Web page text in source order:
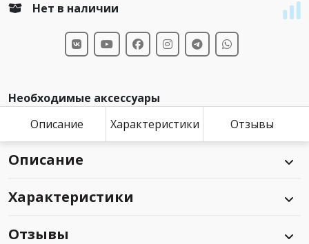
Нет в наличии
Необходимые аксессуары
Описание
Характеристики Отзывы
Описание
Характеристики
Отзывы